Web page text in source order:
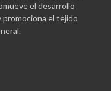
el desarrollo
el tejido